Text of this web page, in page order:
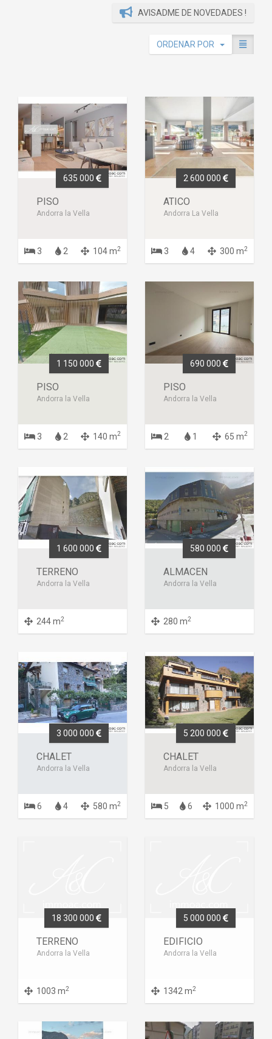
AVISADME DE NOVEDADES !
ORDENAR POR
635 000
PISO
Andorra la Vella
3 2 104 m2
2 600 000
ATICO
Andorra La Vella
3 4 300 m2
1 150 000
PISO
Andorra la Vella
3 2 140 m2
690 000
PISO
Andorra la Vella
2 1 65 m2
1 600 000
TERRENO
Andorra la Vella
244 m2
580 000
ALMACEN
Andorra la Vella
280 m2
3 000 000
CHALET
Andorra la Vella
6 4 580 m2
5 200 000
CHALET
Andorra la Vella
5 6 1000 m2
18 300 000
TERRENO
Andorra la Vella
1003 m2
5 000 000
EDIFICIO
Andorra la Vella
1342 m2